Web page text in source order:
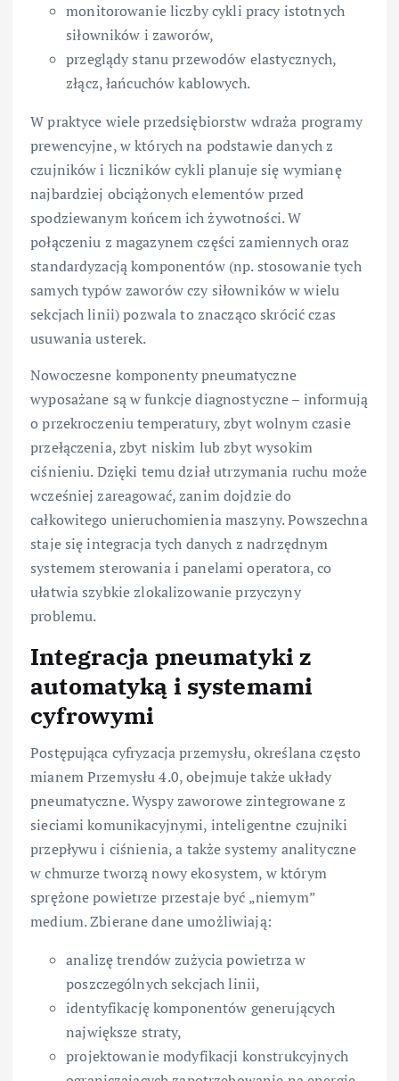
monitorowanie liczby cykli pracy istotnych
siłowników i zaworów,
przeglądy stanu przewodów elastycznych,
złącz, łańcuchów kablowych.
W praktyce wiele przedsiębiorstw wdraża programy
prewencyjne, w których na podstawie danych z
czujników i liczników cykli planuje się wymianę
najbardziej obciążonych elementów przed
spodziewanym końcem ich żywotności. W
połączeniu z magazynem części zamiennych oraz
standardyzacją komponentów (np. stosowanie tych
samych typów zaworów czy siłowników w wielu
sekcjach linii) pozwala to znacząco skrócić czas
usuwania usterek.
Nowoczesne komponenty pneumatyczne
wyposażane są w funkcje diagnostyczne – informują
o przekroczeniu temperatury, zbyt wolnym czasie
przełączenia, zbyt niskim lub zbyt wysokim
ciśnieniu. Dzięki temu dział utrzymania ruchu może
wcześniej zareagować, zanim dojdzie do
całkowitego unieruchomienia maszyny. Powszechna
staje się integracja tych danych z nadrzędnym
systemem sterowania i panelami operatora, co
ułatwia szybkie zlokalizowanie przyczyny
problemu.
Integracja pneumatyki z
automatyką i systemami
cyfrowymi
Postępująca cyfryzacja przemysłu, określana często
mianem Przemysłu 4.0, obejmuje także układy
pneumatyczne. Wyspy zaworowe zintegrowane z
sieciami komunikacyjnymi, inteligentne czujniki
przepływu i ciśnienia, a także systemy analityczne
w chmurze tworzą nowy ekosystem, w którym
sprężone powietrze przestaje być „niemym”
medium. Zbierane dane umożliwiają:
analizę trendów zużycia powietrza w
poszczególnych sekcjach linii,
identyfikację komponentów generujących
największe straty,
projektowanie modyfikacji konstrukcyjnych